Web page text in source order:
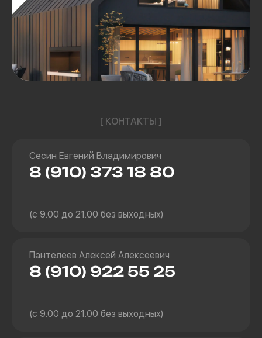
[ КОНТАКТЫ ]
Сесин Евгений Владимирович
8 (910) 373 18 80
(с 9.00 до 21.00 без выходных)
Пантелеев Алексей Алексеевич
8 (910) 922 55 25
(с 9.00 до 21.00 без выходных)